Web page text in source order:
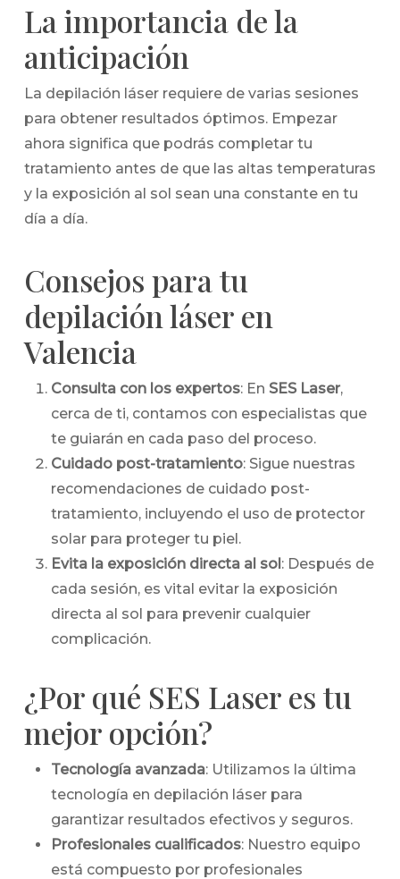
La importancia de la
anticipación
La depilación láser requiere de varias sesiones
para obtener resultados óptimos. Empezar
ahora significa que podrás completar tu
tratamiento antes de que las altas temperaturas
y la exposición al sol sean una constante en tu
día a día.
Consejos para tu
depilación láser en
Valencia
Consulta con los expertos: En SES Laser,
cerca de ti, contamos con especialistas que
te guiarán en cada paso del proceso.
Cuidado post-tratamiento: Sigue nuestras
recomendaciones de cuidado post-
tratamiento, incluyendo el uso de protector
solar para proteger tu piel.
Evita la exposición directa al sol: Después de
cada sesión, es vital evitar la exposición
directa al sol para prevenir cualquier
complicación.
¿Por qué SES Laser es tu
mejor opción?
Tecnología avanzada: Utilizamos la última
tecnología en depilación láser para
garantizar resultados efectivos y seguros.
Profesionales cualificados: Nuestro equipo
está compuesto por profesionales